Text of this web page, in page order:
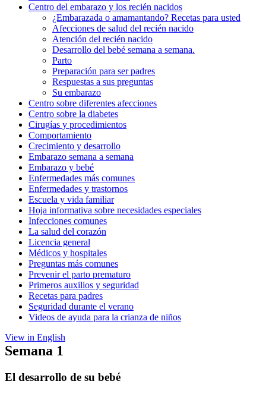
Centro del embarazo y los recién nacidos
¿Embarazada o amamantando? Recetas para usted
Afecciones de salud del recién nacido
Atención del recién nacido
Desarrollo del bebé semana a semana.
Parto
Preparación para ser padres
Respuestas a sus preguntas
Su embarazo
Centro sobre diferentes afecciones
Centro sobre la diabetes
Cirugías y procedimientos
Comportamiento
Crecimiento y desarrollo
Embarazo semana a semana
Embarazo y bebé
Enfermedades más comunes
Enfermedades y trastornos
Escuela y vida familiar
Hoja informativa sobre necesidades especiales
Infecciones comunes
La salud del corazón
Licencia general
Médicos y hospitales
Preguntas más comunes
Prevenir el parto prematuro
Primeros auxilios y seguridad
Recetas para padres
Seguridad durante el verano
Videos de ayuda para la crianza de niños
View in English
Semana 1
El desarrollo de su bebé